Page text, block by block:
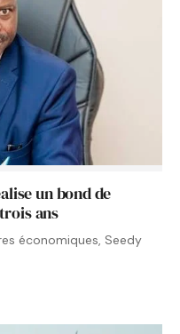
un bond de
ans
économiques, Seedy